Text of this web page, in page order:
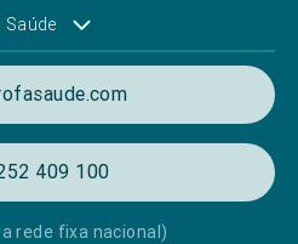
409 100
rede fixa nacional)